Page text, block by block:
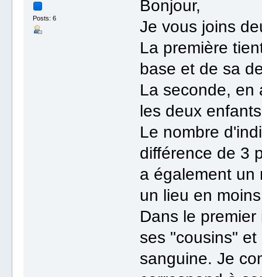
Posts: 6
Bonjour,
Je vous joins
La première
base et de sa
La seconde, en
les deux
Le nombre
différence de 3
a également un
un lieu en
Dans le
ses "cousins"
sanguine. Je